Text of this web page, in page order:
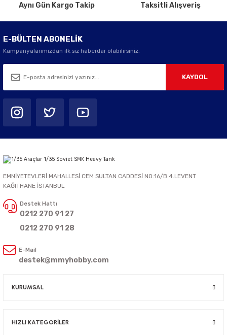
Aynı Gün Kargo Takip Taksitli Alışveriş
E-BÜLTEN ABONELİK
Kampanyalarımızdan ilk siz haberdar olabilirsiniz.
KAYDOL
EMNİYETEVLERİ MAHALLESİ CEM SULTAN CADDESİ NO:16/B 4.LEVENT
KAĞITHANE İSTANBUL
Destek Hattı
0212 270 91 27
0212 270 91 28
E-Mail
destek@mmyhobby.com
KURUMSAL
HIZLI KATEGORİLER